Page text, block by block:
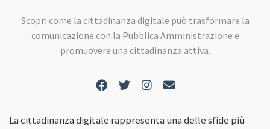
Scopri come la cittadinanza digitale può trasformare la
comunicazione con la Pubblica Amministrazione e
promuovere una cittadinanza attiva.
La cittadinanza digitale rappresenta una delle sfide più